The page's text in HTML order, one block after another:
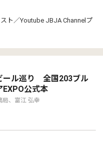
ト／Youtube JBJA Channelプ
ール巡り 全国203ブル
公式本
局、富江 弘幸